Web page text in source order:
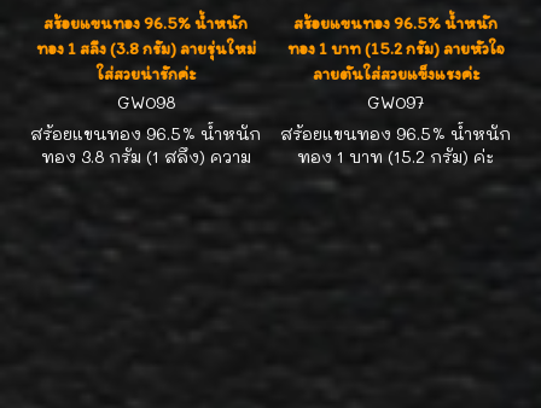
สร้อยแขนทอง 96.5% น้ำหนัก
ทอง 1 สลึง (3.8 กรัม) ลายรุ่นใหม่
ใส่สวยน่ารักค่ะ
GW098
สร้อยแขนทอง 96.5% น้ำหนัก
ทอง 3.8 กรัม (1 สลึง) ความ
สร้อยแขนทอง 96.5% น้ำหนัก
ทอง 1 บาท (15.2 กรัม) ลายหัวใจ
ลายตันใส่สวยแข็งแรงค่ะ
GW097
สร้อยแขนทอง 96.5% น้ำหนัก
ทอง 1 บาท (15.2 กรัม) ค่ะ